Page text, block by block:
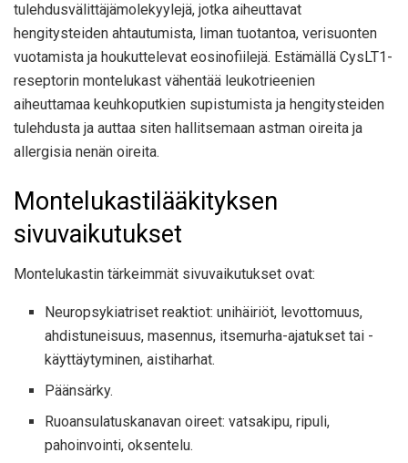
tulehdusvälittäjämolekyylejä, jotka aiheuttavat
hengitysteiden ahtautumista, liman tuotantoa, verisuonten
vuotamista ja houkuttelevat eosinofiilejä. Estämällä CysLT1-
reseptorin montelukast vähentää leukotrieenien
aiheuttamaa keuhkoputkien supistumista ja hengitysteiden
tulehdusta ja auttaa siten hallitsemaan astman oireita ja
allergisia nenän oireita.
Montelukastilääkityksen
sivuvaikutukset
Montelukastin tärkeimmät sivuvaikutukset ovat:
Neuropsykiatriset reaktiot: unihäiriöt, levottomuus,
ahdistuneisuus, masennus, itsemurha-ajatukset tai -
käyttäytyminen, aistiharhat.
Päänsärky.
Ruoansulatuskanavan oireet: vatsakipu, ripuli,
pahoinvointi, oksentelu.